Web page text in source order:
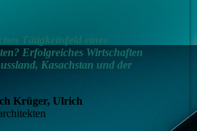
Tätigkeitsfeld eines
Erfolgreiches Wirtschaften
Kasachstan und der
Krüger, Ulrich